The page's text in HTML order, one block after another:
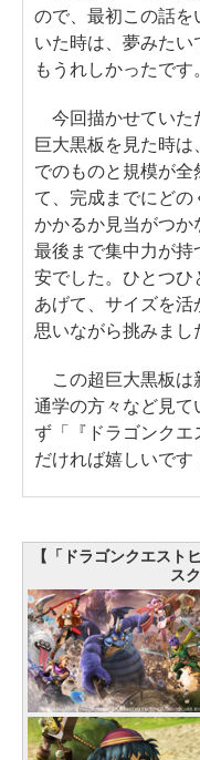
ので、最初この話を
いた時は、夢みたい
もうれしかったです
今回描かせていた
巨大黒板を見た時は
でのものと規模が全
て、完成までにどの
かかるか見当がつか
最後まで集中力が持
安でした。ひとつひ
あげて、サイズを活
思いながら挑みまし
この超巨大黒板は
通学の方々など見て
ず「『ドラゴンクエ
だければ嬉しいです
【「ドラゴンクエスト
ス